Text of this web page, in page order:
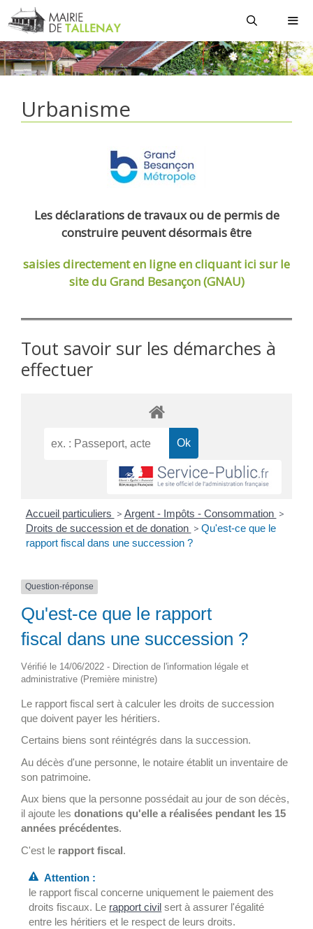
Aller
au
contenu
Urbanisme
Les déclarations de travaux ou de permis de
construire peuvent désormais être
saisies directement en ligneen cliquant ici sur le
site du Grand Besançon (GNAU)
Tout savoir sur les démarches à
effectuer
Accueil particuliers > Argent - Impôts - Consommation >
Droits de succession et de donation > Qu'est-ce que le
rapport fiscal dans une succession ?
Question-réponse
Qu'est-ce que le rapport
fiscal dans une succession ?
Vérifié le 14/06/2022 - Direction de l'information légale et
administrative (Première ministre)
Le rapport fiscal sert à calculer les droits de succession
que doivent payer les héritiers.
Certains biens sont réintégrés dans la succession.
Au décès d'une personne, le notaire établit un inventaire de
son patrimoine.
Aux biens que la personne possédait au jour de son décès,
il ajoute les donations qu'elle a réalisées pendant les 15
années précédentes.
C'est le rapport fiscal.
Attention :
le rapport fiscal concerne uniquement le paiement des
droits fiscaux. Le rapport civil sert à assurer l'égalité
entre les héritiers et le respect de leurs droits.